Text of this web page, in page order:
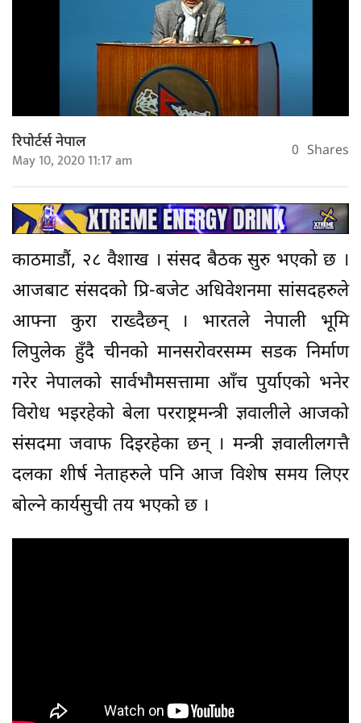
रिपोर्टर्स नेपाल
May 10, 2020 11:17 am 0 Shares
काठमाडौं, २८ वैशाख । संसद बैठक सुरु भएको छ ।
आजबाट संसदको प्रि-बजेट अधिवेशनमा सांसदहरुले
आफ्ना कुरा राख्दैछन् । भारतले नेपाली भूमि
लिपुलेक हुँदै चीनको मानसरोवरसम्म सडक निर्माण
गरेर नेपालको सार्वभौमसत्तामा आँच पुर्याएको भनेर
विरोध भइरहेको बेला परराष्ट्रमन्त्री ज्ञवालीले आजको
संसदमा जवाफ दिइरहेका छन् । मन्त्री ज्ञवालीलगत्तै
दलका शीर्ष नेताहरुले पनि आज विशेष समय लिएर
बोल्ने कार्यसुची तय भएको छ ।